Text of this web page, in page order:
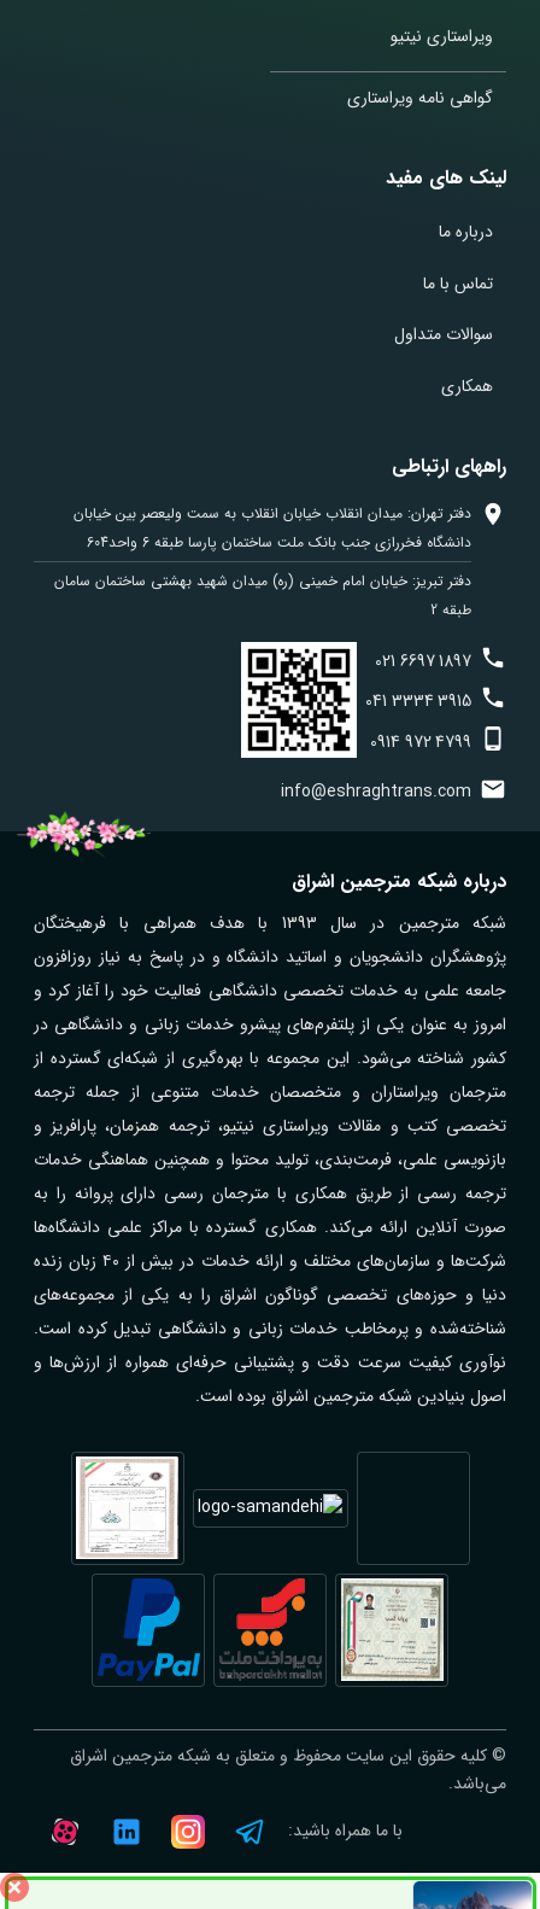
ویراستاری نیتیو
گواهی نامه ویراستاری
لینک های مفید
درباره ما
تماس با ما
سوالات متداول
همکاری
راههای ارتباطی
دفتر تهران: میدان انقلاب خیابان انقلاب به سمت ولیعصر بین خیابان
دانشگاه فخررازی جنب بانک ملت ساختمان پارسا طبقه 6 واحد604
دفتر تبریز: خیابان امام خمینی (ره) میدان شهید بهشتی ساختمان سامان
طبقه 2
021 66971897
041 33343915
0914 9724799
info@eshraghtrans.com
درباره شبکه مترجمین اشراق
شبکه مترجمین در سال 1393 با هدف همراهی با فرهیختگان
پژوهشگران دانشجویان و اساتید دانشگاه و در پاسخ به نیاز روزافزون
جامعه علمی به خدمات تخصصی دانشگاهی فعالیت خود را آغاز کرد و
امروز به عنوان یکی از پلتفرم‌های پیشرو خدمات زبانی و دانشگاهی در
کشور شناخته می‌شود. این مجموعه با بهره‌گیری از شبکه‌ای گسترده از
مترجمان ویراستاران و متخصصان خدمات متنوعی از جمله ترجمه
تخصصی کتب و مقالات ویراستاری نیتیو، ترجمه همزمان، پارافریز و
بازنویسی علمی، فرمت‌بندی، تولید محتوا و همچنین هماهنگی خدمات
ترجمه رسمی از طریق همکاری با مترجمان رسمی دارای پروانه را به
صورت آنلاین ارائه می‌کند. همکاری گسترده با مراکز علمی دانشگاه‌ها
شرکت‌ها و سازمان‌های مختلف و ارائه خدمات در بیش از ۴۰ زبان زنده
دنیا و حوزه‌های تخصصی گوناگون اشراق را به یکی از مجموعه‌های
شناخته‌شده و پرمخاطب خدمات زبانی و دانشگاهی تبدیل کرده است.
نوآوری کیفیت سرعت دقت و پشتیبانی حرفه‌ای همواره از ارزش‌ها و
اصول بنیادین شبکه مترجمین اشراق بوده است.
© کلیه حقوق این سایت محفوظ و متعلق به شبکه مترجمین اشراق
می‌باشد.
با ما همراه باشید: